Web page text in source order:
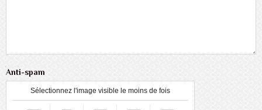
Anti-spam
Sélectionnez l'image visible le moins de fois